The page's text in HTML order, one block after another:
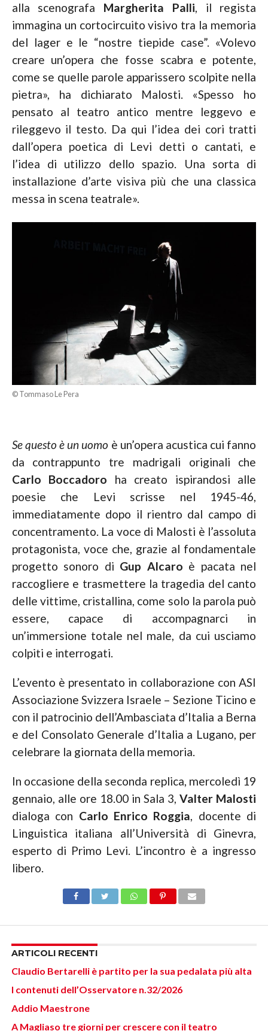
alla scenografa Margherita Palli, il regista
immagina un cortocircuito visivo tra la memoria
del lager e le “nostre tiepide case”. «Volevo
creare un’opera che fosse scabra e potente,
come se quelle parole apparissero scolpite nella
pietra», ha dichiarato Malosti. «Spesso ho
pensato al teatro antico mentre leggevo e
rileggevo il testo. Da qui l’idea dei cori tratti
dall’opera poetica di Levi detti o cantati, e
l’idea di utilizzo dello spazio. Una sorta di
installazione d’arte visiva più che una classica
messa in scena teatrale».
© Tommaso Le Pera
Se questo è un uomo è un’opera acustica cui fanno
da contrappunto tre madrigali originali che
Carlo Boccadoro ha creato ispirandosi alle
poesie che Levi scrisse nel 1945-46,
immediatamente dopo il rientro dal campo di
concentramento. La voce di Malosti è l’assoluta
protagonista, voce che, grazie al fondamentale
progetto sonoro di Gup Alcaro è pacata nel
raccogliere e trasmettere la tragedia del canto
delle vittime, cristallina, come solo la parola può
essere, capace di accompagnarci in
un’immersione totale nel male, da cui usciamo
colpiti e interrogati.
L’evento è presentato in collaborazione con ASI
Associazione Svizzera Israele – Sezione Ticino e
con il patrocinio dell’Ambasciata d’Italia a Berna
e del Consolato Generale d’Italia a Lugano, per
celebrare la giornata della memoria.
In occasione della seconda replica, mercoledì 19
gennaio, alle ore 18.00 in Sala 3,Valter Malosti
dialoga con Carlo Enrico Roggia, docente di
Linguistica italiana all’Università di Ginevra,
esperto di Primo Levi. L’incontro è a ingresso
libero.
ARTICOLI RECENTI
Claudio Bertarelli è partito per la sua pedalata più alta
I contenuti dell’Osservatore n.32/2026
Addio Maestrone
A Magliaso tre giorni per crescere con il teatro